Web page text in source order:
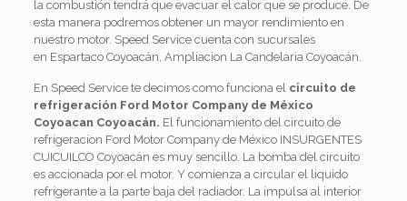
la combustión tendrá que evacuar el calor que se produce. De
esta manera podremos obtener un mayor rendimiento en
nuestro motor. Speed Service cuenta con sucursales
en Espartaco Coyoacán, Ampliacion La Candelaria Coyoacán.
En Speed Service te decimos como funciona el circuito de
refrigeración Ford Motor Company de México
Coyoacan Coyoacán. El funcionamiento del circuito de
refrigeracion Ford Motor Company de México INSURGENTES
CUICUILCO Coyoacán es muy sencillo. La bomba del circuito
es accionada por el motor. Y comienza a circular el liquido
refrigerante a la parte baja del radiador. La impulsa al interior